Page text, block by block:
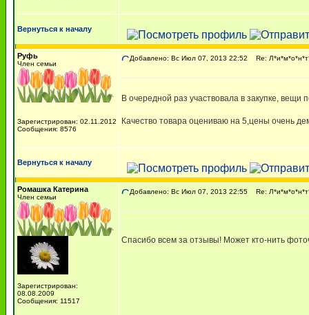
Вернуться к началу
Руфь
Член семьи
Зарегистрирован: 02.11.2012
Сообщения: 8576
Добавлено: Вс Июл 07, 2013 22:52 Re:
В очередной раз участвовала в закупке, вещи
Качество товара оцениваю на 5,цены очень
Вернуться к началу
Ромашка Катерина
Член семьи
Зарегистрирован:
08.08.2009
Сообщения: 11517
Добавлено: Вс Июл 07, 2013 22:55 Re:
Спасибо всем за отзывы! Может кто-нить